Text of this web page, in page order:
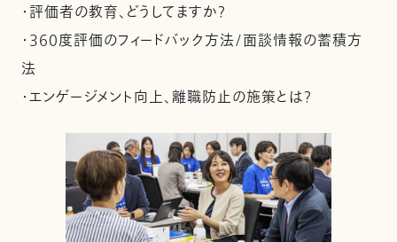
・評価者の教育、どうしてますか？
・360度評価のフィードバック方法/面談情報の蓄積方
法
・エンゲージメント向上、離職防止の施策とは？